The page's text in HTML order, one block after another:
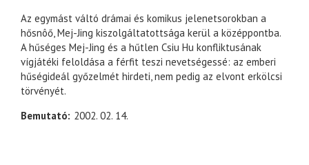
Az egymást váltó drámai és komikus jelenetsorokban a
hősnôő, Mej-Jing kiszolgáltatottsága kerül a középpontba.
A hűséges Mej-Jing és a hűtlen Csiu Hu konfliktusának
vígjátéki feloldása a férfit teszi nevetségessé: az emberi
hűségideál győzelmét hirdeti, nem pedig az elvont erkölcsi
törvényét.
Bemutató 2002. 02. 14.